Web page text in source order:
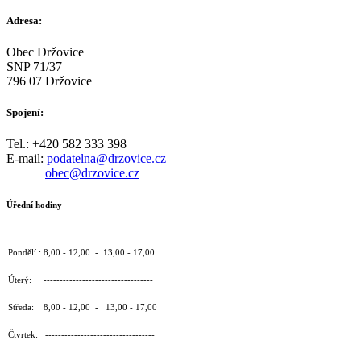
Adresa:
Obec Držovice
SNP 71/37
796 07 Držovice
Spojení:
Tel.: +420 582 333 398
E-mail: podatelna@drzovice.cz
obec@drzovice.cz
Úřední hodiny
Pondělí : 8,00 - 12,00 - 13,00 - 17,00
Úterý: ----------------------------------
Středa: 8,00 - 12,00 - 13,00 - 17,00
Čtvrtek: ----------------------------------